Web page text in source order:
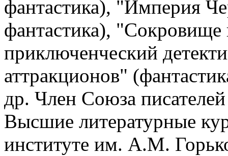
фантастика), "Империя
фантастика), "Сокровище
приключенческий
аттракционов"
др. Член Союза
Высшие литературные
институте им. А.М.